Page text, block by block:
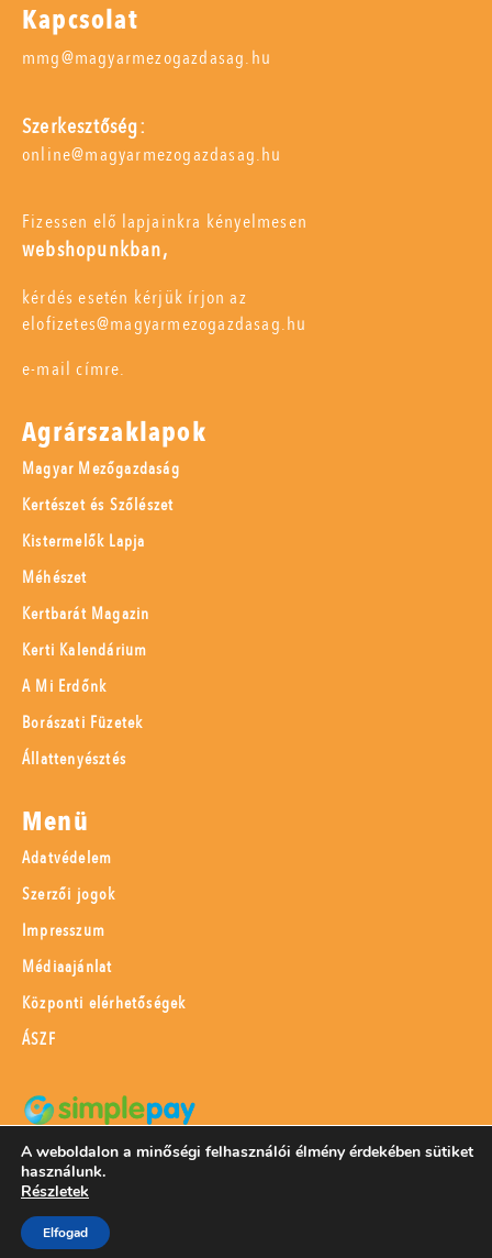
Kapcsolat
mmg@magyarmezogazdasag.hu
Szerkesztőség:
online@magyarmezogazdasag.hu
Fizessen elő lapjainkra kényelmesen
webshopunkban,
kérdés esetén kérjük írjon az
elofizetes@magyarmezogazdasag.hu
e-mail címre.
Agrárszaklapok
Magyar Mezőgazdaság
Kertészet és Szőlészet
Kistermelők Lapja
Méhészet
Kertbarát Magazin
Kerti Kalendárium
A Mi Erdőnk
Borászati Füzetek
Állattenyésztés
Menü
Adatvédelem
Szerzői jogok
Impresszum
Médiaajánlat
Központi elérhetőségek
ÁSZF
SimplePay adattovábbítási nyilatkozat
A weboldalon a minőségi felhasználói élmény érdekében sütiket
használunk.
Részletek
Elfogad